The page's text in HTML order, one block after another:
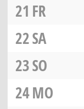
21 FR
22SA
23SO
24MO